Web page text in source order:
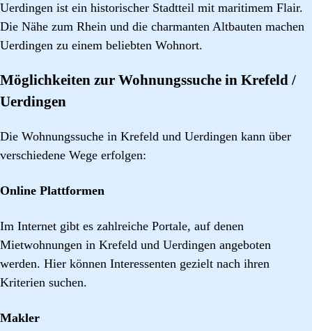
Uerdingen ist ein historischer Stadtteil mit maritimem Flair.
Die Nähe zum Rhein und die charmanten Altbauten machen
Uerdingen zu einem beliebten Wohnort.
Möglichkeiten zur Wohnungssuche in Krefeld /
Uerdingen
Die Wohnungssuche in Krefeld und Uerdingen kann über
verschiedene Wege erfolgen:
Online Plattformen
Im Internet gibt es zahlreiche Portale, auf denen
Mietwohnungen in Krefeld und Uerdingen angeboten
werden. Hier können Interessenten gezielt nach ihren
Kriterien suchen.
Makler